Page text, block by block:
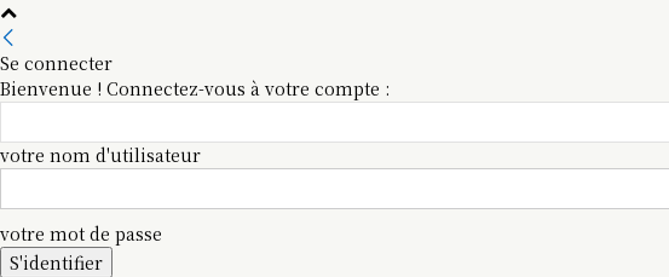
Se connecter
Bienvenue ! Connectez-vous à votre compte :
votre nom d'utilisateur
votre mot de passe